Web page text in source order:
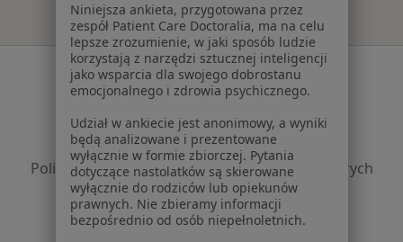
Serwis
Regulamin
Polityka prywatności pacjentów
Polityka prywatności profesjonalistów
Polityka prywatności dla profesjonalistów, których
dane pozyskaliśmy samodzielnie
Polityka cookies
Jak działają wyniki wyszukiwania
Niniejsza ankieta, przygotowana przez
zespół Patient Care Doctoralia, ma na celu
lepsze zrozumienie, w jaki sposób ludzie
korzystają z narzędzi sztucznej inteligencji
jako wsparcia dla swojego dobrostanu
emocjonalnego i zdrowia psychicznego.
Udział w ankiecie jest anonimowy, a wyniki
będą analizowane i prezentowane
wyłącznie w formie zbiorczej. Pytania
dotyczące nastolatków są skierowane
wyłącznie do rodziców lub opiekunów
prawnych. Nie zbieramy informacji
bezpośrednio od osób niepełnoletnich.